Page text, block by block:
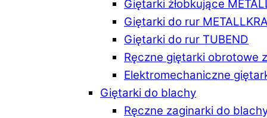
Giętarki żłobkujące
Giętarki do rur
Giętarki do rur TUBEND
Ręczne giętarki obrotowe
Elektromechaniczne
Giętarki do blachy
Ręczne zaginarki do